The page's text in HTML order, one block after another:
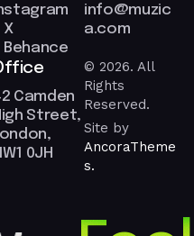
X
Behance
info@muzic
a.com
Camden
Street,
0JH
© 2026. All
Rights
Reserved.
Site by
AncoraTheme
s.